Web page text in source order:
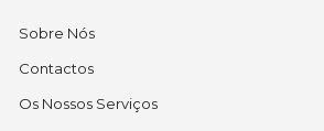
Sobre Nós
Contactos
Os Nossos Serviços